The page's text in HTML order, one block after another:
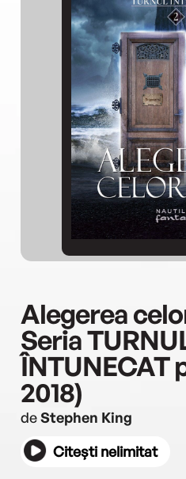
Alegerea
Seria
ÎNTUNECAT
2018)
deStephen King
Citești nelimitat